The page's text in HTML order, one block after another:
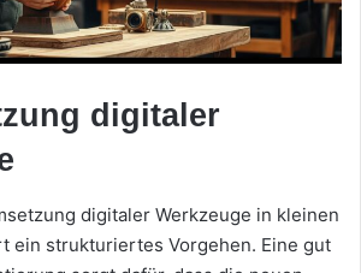
digitaler
digitaler Werkzeuge in kleinen
ein strukturiertes Vorgehen. Eine gut